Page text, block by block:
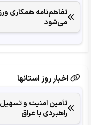
تفاهم‌نامه همکاری
می‌شود
اخبار روز استانها
تأمین امنیت و تسهیل
راهبردی با عراق